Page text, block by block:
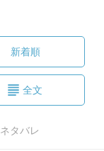
新着順
全文
ネタバレ